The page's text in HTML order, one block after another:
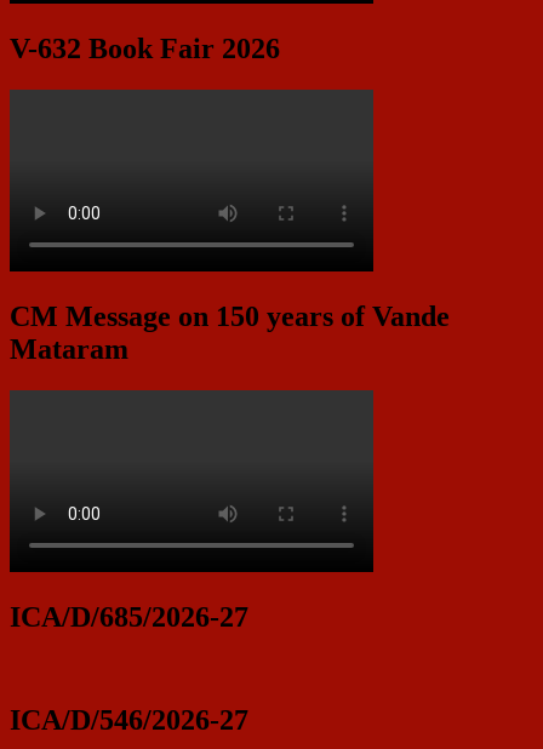
V-632 Book Fair 2026
CM Message on 150 years of Vande
Mataram
ICA/D/685/2026-27
ICA/D/546/2026-27